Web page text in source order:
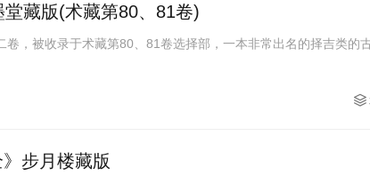
堂藏版(术藏第80、81卷)
卷，被收录于术藏第80、81卷选择部，一本非常出名的择吉类的
》步月楼藏版